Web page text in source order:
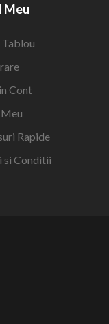
Meu
Tablou
Cont
Rapide
si Conditii